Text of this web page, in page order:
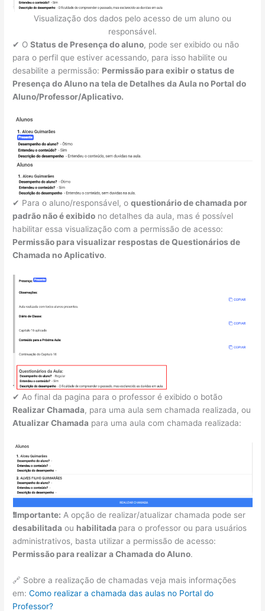
Visualização dos dados pelo acesso de um aluno ou
responsável.
✔ OStatus de Presença do aluno, pode ser exibido ou não
para o perfil que estiver acessando, para isso habilite ou
desabilite a permissão: Permissão para exibir o status de
Presença do Aluno na tela de Detalhes da Aula no Portal do
Aluno/Professor/Aplicativo.
✔ Para o aluno/responsável, oquestionário de chamada por
padrão não é exibido no detalhes da aula, mas é possível
habilitar essa visualização com a permissão de acesso:
Permissão para visualizar respostas de Questionários de
Chamada no Aplicativo.
✔ Ao final da pagina para o professor é exibido o botão
Realizar Chamada, para uma aula sem chamada realizada, ou
Atualizar Chamada para uma aula com chamada realizada:
❗Importante: A opção de realizar/atualizar chamada pode ser
desabilitada ou habilitada para o professor ou para usuários
administrativos, basta utilizar a permissão de acesso:
Permissão para realizar a Chamada do Aluno.
🔗 Sobre a realização de chamadas veja mais informações
em:Como realizar a chamada das aulas no Portal do
Professor?